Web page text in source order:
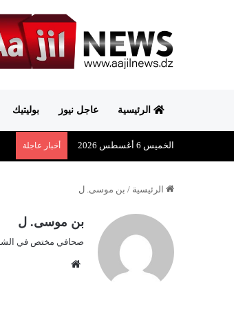
الرئيسية عاجل نيوز بوليتيك
الخميس 6 أغسطس 2026 أخبار عاجلة
الرئيسية / بن موسى. ل
بن موسى. ل
صحافي مختص في